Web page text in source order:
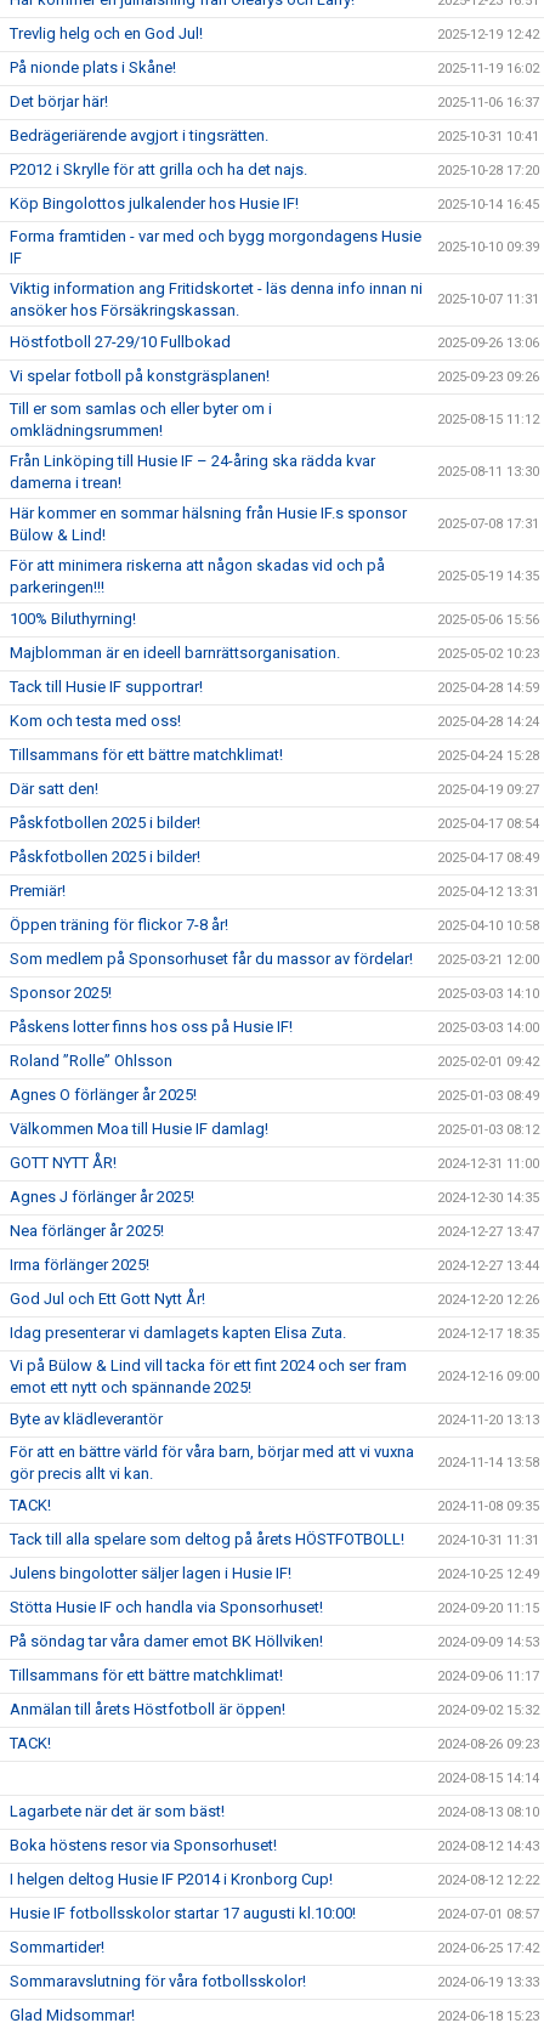
Trevlig helg och en God Jul! 2025-12-19 12:42
På nionde plats i Skåne! 2025-11-19 16:02
Det börjar här! 2025-11-06 16:37
Bedrägeriärende avgjort i tingsrätten. 2025-10-31 10:41
P2012 i Skrylle för att grilla och ha det najs. 2025-10-28 17:20
Köp Bingolottos julkalender hos Husie IF! 2025-10-14 16:45
Forma framtiden - var med och bygg morgondagens Husie
IF
2025-10-10 09:39
Viktig information ang Fritidskortet - läs denna info innan ni
ansöker hos Försäkringskassan.
2025-10-07 11:31
Höstfotboll 27-29/10 Fullbokad 2025-09-26 13:06
Vi spelar fotboll på konstgräsplanen! 2025-09-23 09:26
Till er som samlas och eller byter om i
omklädningsrummen!
2025-08-15 11:12
Från Linköping till Husie IF – 24-åring ska rädda kvar
damerna i trean!
2025-08-11 13:30
Här kommer en sommar hälsning från Husie IF.s sponsor
Bülow & Lind!
2025-07-08 17:31
För att minimera riskerna att någon skadas vid och på
parkeringen!!!
2025-05-19 14:35
100% Biluthyrning! 2025-05-06 15:56
Majblomman är en ideell barnrättsorganisation. 2025-05-02 10:23
Tack till Husie IF supportrar! 2025-04-28 14:59
Kom och testa med oss! 2025-04-28 14:24
Tillsammans för ett bättre matchklimat! 2025-04-24 15:28
Där satt den! 2025-04-19 09:27
Påskfotbollen 2025 i bilder! 2025-04-17 08:54
Påskfotbollen 2025 i bilder! 2025-04-17 08:49
Premiär! 2025-04-12 13:31
Öppen träning för flickor 7-8 år! 2025-04-10 10:58
Som medlem på Sponsorhuset får du massor av fördelar! 2025-03-21 12:00
Sponsor 2025! 2025-03-03 14:10
Påskens lotter finns hos oss på Husie IF! 2025-03-03 14:00
Roland ”Rolle” Ohlsson 2025-02-01 09:42
Agnes O förlänger år 2025! 2025-01-03 08:49
Välkommen Moa till Husie IF damlag! 2025-01-03 08:12
GOTT NYTT ÅR! 2024-12-31 11:00
Agnes J förlänger år 2025! 2024-12-30 14:35
Nea förlänger år 2025! 2024-12-27 13:47
Irma förlänger 2025! 2024-12-27 13:44
God Jul och Ett Gott Nytt År! 2024-12-20 12:26
Idag presenterar vi damlagets kapten Elisa Zuta. 2024-12-17 18:35
Vi på Bülow & Lind vill tacka för ett fint 2024 och ser fram
emot ett nytt och spännande 2025!
2024-12-16 09:00
Byte av klädleverantör 2024-11-20 13:13
För att en bättre värld för våra barn, börjar med att vi vuxna
gör precis allt vi kan.
2024-11-14 13:58
TACK! 2024-11-08 09:35
Tack till alla spelare som deltog på årets HÖSTFOTBOLL! 2024-10-31 11:31
Julens bingolotter säljer lagen i Husie IF! 2024-10-25 12:49
Stötta Husie IF och handla via Sponsorhuset! 2024-09-20 11:15
På söndag tar våra damer emot BK Höllviken! 2024-09-09 14:53
Tillsammans för ett bättre matchklimat! 2024-09-06 11:17
Anmälan till årets Höstfotboll är öppen! 2024-09-02 15:32
TACK! 2024-08-26 09:23
2024-08-15 14:14
Lagarbete när det är som bäst! 2024-08-13 08:10
Boka höstens resor via Sponsorhuset! 2024-08-12 14:43
I helgen deltog Husie IF P2014 i Kronborg Cup! 2024-08-12 12:22
Husie IF fotbollsskolor startar 17 augusti kl.10:00! 2024-07-01 08:57
Sommartider! 2024-06-25 17:42
Sommaravslutning för våra fotbollsskolor! 2024-06-19 13:33
Glad Midsommar! 2024-06-18 15:23